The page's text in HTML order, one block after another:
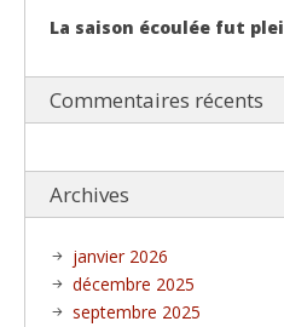
La saison écoulée fut
Commentaires récents
Archives
janvier 2026
décembre 2025
septembre 2025